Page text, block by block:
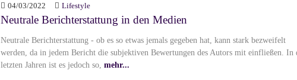
04/03/2022 Lifestyle
Neutrale Berichterstattung in den Medien
Neutrale Berichterstattung - ob es so etwas jemals gegeben hat, kann stark bezweifelt
werden, da in jedem Bericht die subjektiven Bewertungen des Autors mit einfließen. In
letzten Jahren ist es jedoch so, mehr...